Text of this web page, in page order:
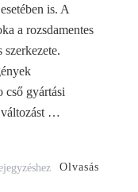
is. A
a rozsdamentes
szerkezete.
cső gyártási
változást …
Olvasás